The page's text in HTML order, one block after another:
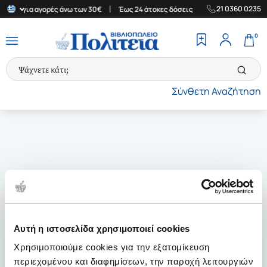
Αυτή η ιστοσελίδα χρησιμοποιεί cookies
Χρησιμοποιούμε cookies για την εξατομίκευση
περιεχομένου και διαφημίσεων, την παροχή λειτουργιών
για αγορές άνω των 30€ | Έως 24 άτοκες δόσεις | Δωρεάν
21 0360 0235
Σύνθετη Αναζήτηση
0